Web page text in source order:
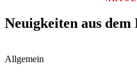
Neuigkeiten aus
Allgemein